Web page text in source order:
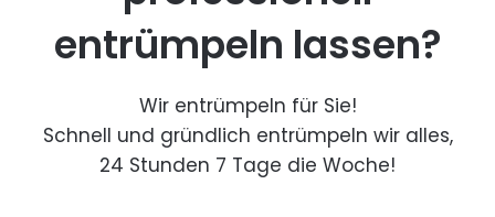
entrümpeln lassen?
Wir entrümpeln für Sie!
Schnell und gründlich entrümpeln wir alles,
24 Stunden 7 Tage die Woche!